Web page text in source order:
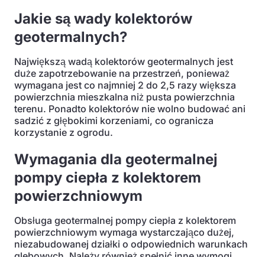
Jakie są wady kolektorów
geotermalnych?
Największą wadą kolektorów geotermalnych jest
duże zapotrzebowanie na przestrzeń, ponieważ
wymagana jest co najmniej 2 do 2,5 razy większa
powierzchnia mieszkalna niż pusta powierzchnia
terenu. Ponadto kolektorów nie wolno budować ani
sadzić z głębokimi korzeniami, co ogranicza
korzystanie z ogrodu.
Wymagania dla geotermalnej
pompy ciepła z kolektorem
powierzchniowym
Obsługa geotermalnej pompy ciepła z kolektorem
powierzchniowym wymaga wystarczająco dużej,
niezabudowanej działki o odpowiednich warunkach